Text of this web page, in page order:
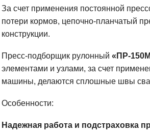
За счет применения постоянной
потери кормов, цепочно-планчатый
конструкции.
Пресс-подборщик рулонный «ПР-
элементами и узлами, за счет
машины, делаются сплошные швы
Особенности:
Надежная работа и подстраховка